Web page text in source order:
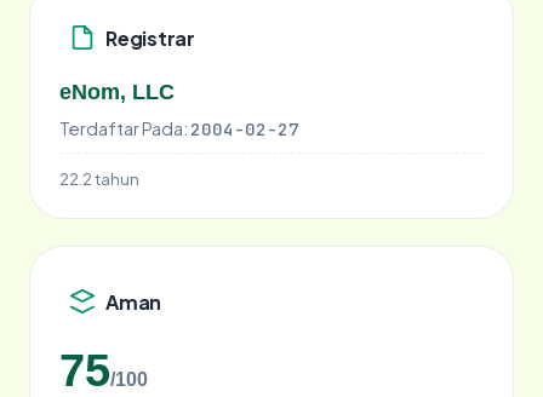
Registrar
eNom, LLC
Terdaftar Pada: 2004-02-27
22.2 tahun
Aman
75/100